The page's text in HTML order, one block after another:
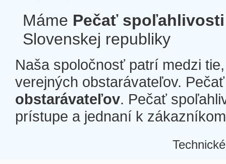
Máme Pečať spoľahlivosti
Slovenskej republiky
Naša spoločnosť patrí medzi
verejných obstarávateľov.
obstarávateľov. Pečať
prístupe a jednaní k